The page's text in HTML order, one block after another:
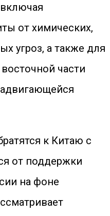
от химических,
угроз, а также для
части
к Китаю с
от поддержки
на фоне